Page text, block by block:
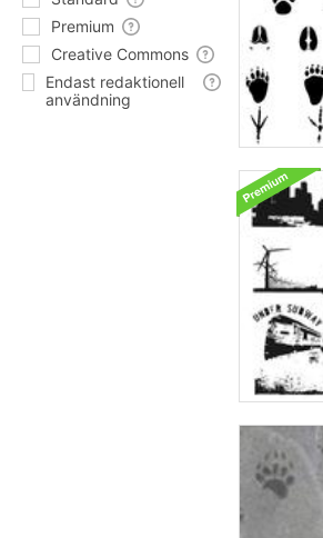
Premium
Creative Commons
Endast redaktionell
användning